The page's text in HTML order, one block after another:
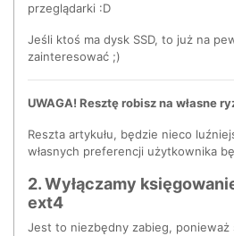
przeglądarki :D
Jeśli ktoś ma dysk SSD, to już na
zainteresować ;)
UWAGA! Resztę robisz na własne
Reszta artykułu, będzie nieco
własnych preferencji użytkownika
2. Wyłączamy
ext4
Jest to niezbędny zabieg,